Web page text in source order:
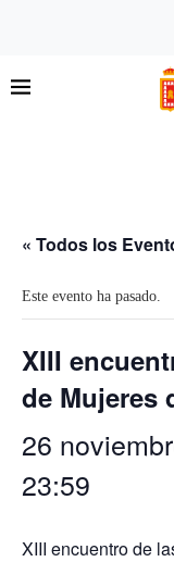
« Todos los
Este evento ha pasado.
XIII
de Mujeres
26
23:59
XIII encuentro de